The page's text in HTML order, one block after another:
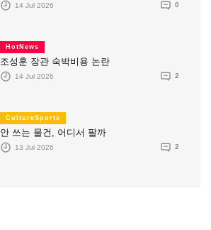
14 Jul 2026 0
HotNews
조성훈 장관 숙박비용 논란
14 Jul 2026 2
CultureSports
안 쓰는 물건, 어디서 팔까
13 Jul 2026 2